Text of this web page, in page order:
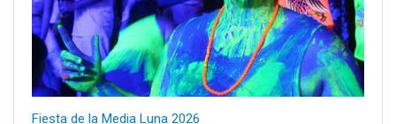
Fiesta de la Media Luna 2026